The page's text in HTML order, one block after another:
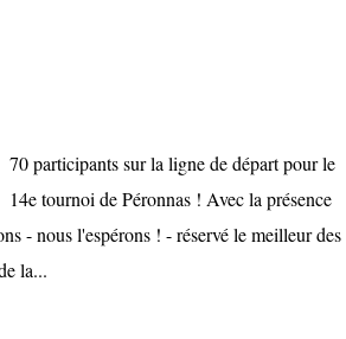
70 participants sur la ligne de départ pour le
14e tournoi de Péronnas ! Avec la présence
- nous l'espérons ! - réservé le meilleur des
la...